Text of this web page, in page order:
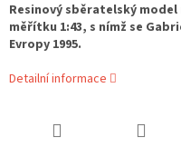
Resinový sběratelský
měřítku 1:43, s nímž se
Evropy 1995.
Detailní informace